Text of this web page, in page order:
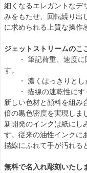
細くなるエレガントなデ
みをもたせ、回転繰り出
に求められる上質な操作
ジェットストリームのこ
・ 筆記荷重、速度に
す。
・ 濃くはっきりとし
・ 描線の速乾性にす
新しい色材と顔料を組み
倍の黒色密度を実現しま
新開発のインクは紙にし
す。従来の油性インクに
描線にふれて手が汚れる
無料で名入れ彫刻いたし